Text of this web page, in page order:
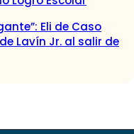
Eli de Caso
Lavín Jr. al salir de